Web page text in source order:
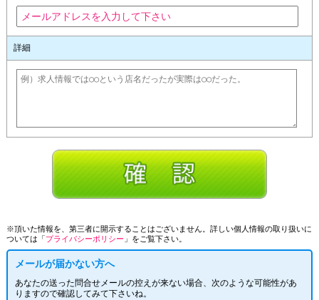
詳細
※頂いた情報を、第三者に開示することはございません。詳しい個人情報の取り扱いに
ついては「プライバシーポリシー 」をご覧下さい。
メールが届かない方へ
あなたの送った問合せメールの控えが来ない場合、次のような可能性があ
りますので確認してみて下さいね。